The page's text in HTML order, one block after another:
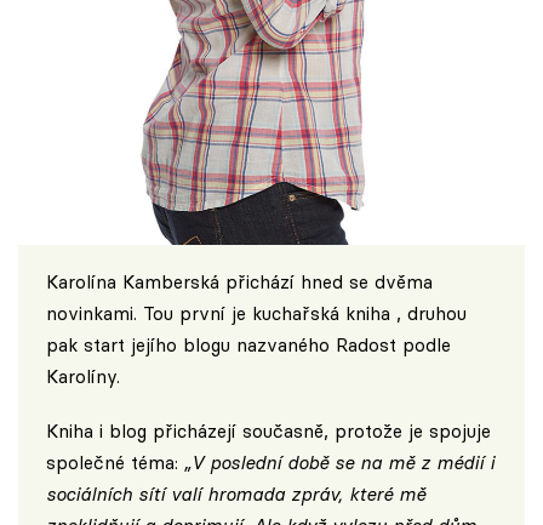
Karolína Kamberská přichází hned se dvěma
novinkami. Tou první je kuchařská kniha , druhou
pak start jejího blogu nazvaného Radost podle
Karolíny.
Kniha i blog přicházejí současně, protože je spojuje
společné téma: „V poslední době se na mě z médií i
sociálních sítí valí hromada zpráv, které mě